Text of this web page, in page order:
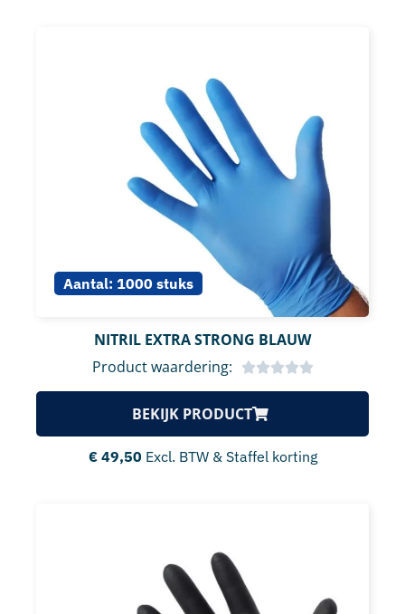
Aantal: 1000 stuks
NITRIL EXTRA STRONG BLAUW
Product waardering:
BEKIJK PRODUCT
€49,50 Excl. BTW & Staffel korting